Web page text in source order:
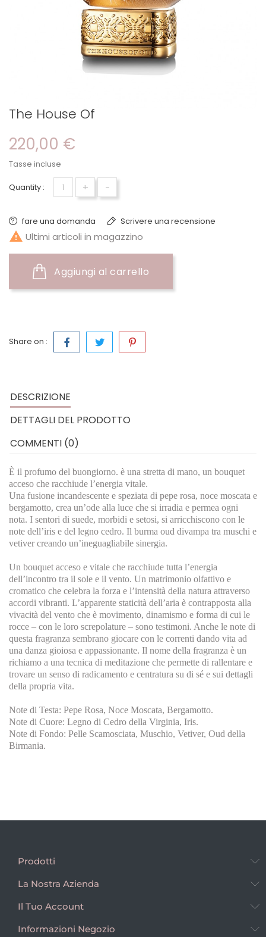
The House Of
220,00 €
Tasse incluse
Quantity : + -
fare una domanda Scrivere una recensione
 Ultimi articoli in magazzino
Aggiungi al carrello
Share on :
DESCRIZIONE
DETTAGLI DEL PRODOTTO
COMMENTI (0)
È il profumo del buongiorno. è una stretta di mano, un bouquet
acceso che racchiude l’energia vitale.
Una fusione incandescente e speziata di pepe rosa, noce moscata e
bergamotto, crea un’ode alla luce che si irradia e permea ogni
nota. I sentori di suede, morbidi e setosi, si arricchiscono con le
note dell’iris e del legno cedro. Il burma oud divampa tra muschi e
vetiver creando un’ineguagliabile sinergia.
Un bouquet acceso e vitale che racchiude tutta l’energia
dell’incontro tra il sole e il vento. Un matrimonio olfattivo e
cromatico che celebra la forza e l’intensità della natura attraverso
accordi vibranti. L’apparente staticità dell’aria è contrapposta alla
vivacità del vento che è movimento, dinamismo e forma di cui le
rocce – con le loro screpolature – sono testimoni. Anche le note di
questa fragranza sembrano giocare con le correnti dando vita ad
una danza gioiosa e appassionante. Il nome della fragranza è un
richiamo a una tecnica di meditazione che permette di rallentare e
trovare un senso di radicamento e centratura su di sé e sui dettagli
della propria vita.
Note di Testa: Pepe Rosa, Noce Moscata, Bergamotto.
Note di Cuore: Legno di Cedro della Virginia, Iris.
Note di Fondo: Pelle Scamosciata, Muschio, Vetiver, Oud della
Birmania.
Prodotti
La Nostra Azienda
Il Tuo Account
Informazioni Negozio